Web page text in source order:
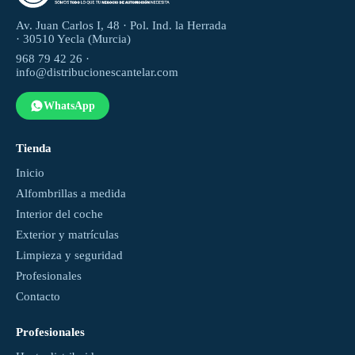
Av. Juan Carlos I, 48 · Pol. Ind. la Herrada
· 30510 Yecla (Murcia)
968 79 42 26 ·
info@distribucionescantelar.com
WhatsApp
Tienda
Inicio
Alfombrillas a medida
Interior del coche
Exterior y matrículas
Limpieza y seguridad
Profesionales
Contacto
Profesionales